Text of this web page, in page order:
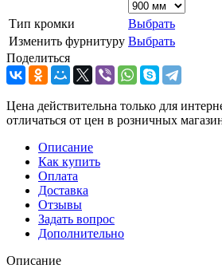
Тип кромки
Выбрать
Изменить фурнитуру Выбрать
Поделиться
Цена действительна только для
отличаться от цен в розничных
Описание
Как купить
Оплата
Доставка
Отзывы
Задать вопрос
Дополнительно
Описание